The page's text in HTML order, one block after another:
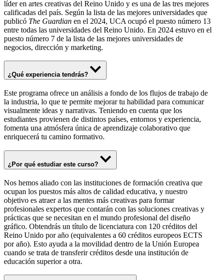
líder en artes creativas del Reino Unido y es una de las tres mejores
calificadas del país. Según la lista de las mejores universidades que
publicó The Guardian en el 2024, UCA ocupó el puesto número 13
entre todas las universidades del Reino Unido. En 2024 estuvo en el
puesto número 7 de la lista de las mejores universidades de
negocios, dirección y marketing.
¿Qué experiencia tendrás?
Este programa ofrece un análisis a fondo de los flujos de trabajo de
la industria, lo que te permite mejorar tu habilidad para comunicar
visualmente ideas y narrativas. Teniendo en cuenta que los
estudiantes provienen de distintos países, entornos y experiencia,
fomenta una atmósfera única de aprendizaje colaborativo que
enriquecerá tu camino formativo.
¿Por qué estudiar este curso?
Nos hemos aliado con las instituciones de formación creativa que
ocupan los puestos más altos de calidad educativa, y nuestro
objetivo es atraer a las mentes más creativas para formar
profesionales expertos que contarán con las soluciones creativas y
prácticas que se necesitan en el mundo profesional del diseño
gráfico. Obtendrás un título de licenciatura con 120 créditos del
Reino Unido por año (equivalentes a 60 créditos europeos ECTS
por año). Esto ayuda a la movilidad dentro de la Unión Europea
cuando se trata de transferir créditos desde una institución de
educación superior a otra.